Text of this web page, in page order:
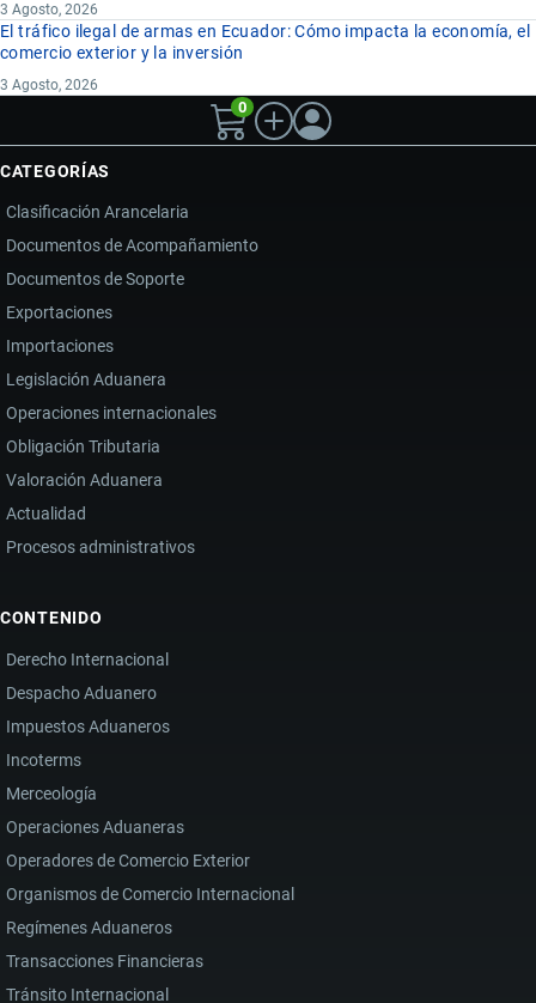
3 Agosto, 2026
El tráfico ilegal de armas en Ecuador: Cómo impacta la economía, el
comercio exterior y la inversión
3 Agosto, 2026
0
CATEGORÍAS
Clasificación Arancelaria
Documentos de Acompañamiento
Documentos de Soporte
Exportaciones
Importaciones
Legislación Aduanera
Operaciones internacionales
Obligación Tributaria
Valoración Aduanera
Actualidad
Procesos administrativos
CONTENIDO
Derecho Internacional
Despacho Aduanero
Impuestos Aduaneros
Incoterms
Merceología
Operaciones Aduaneras
Operadores de Comercio Exterior
Organismos de Comercio Internacional
Regímenes Aduaneros
Transacciones Financieras
Tránsito Internacional